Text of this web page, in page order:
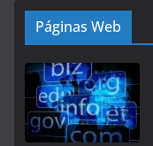
Páginas Web